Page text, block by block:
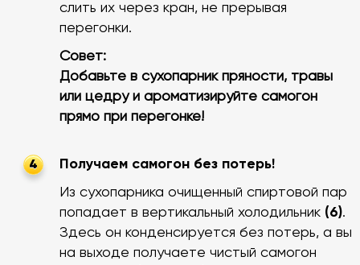
слить их через кран, не прерывая
перегонки.
Совет:
Добавьте в сухопарник пряности, травы
или цедру и ароматизируйте самогон
прямо при перегонке!
4
Получаем самогон без потерь!
Из сухопарника очищенный спиртовой пар
попадает в вертикальный холодильник (6).
Здесь он конденсируется без потерь, а вы
на выходе получаете чистый самогон